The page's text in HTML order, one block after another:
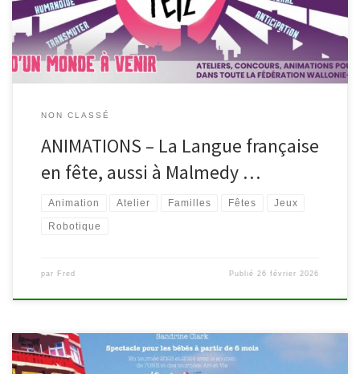
rencontres rythmeront la semaine partout en […]
NON CLASSÉ
ANIMATIONS – La Langue française
en fête, aussi à Malmedy …
Animation Atelier Familles Fêtes Jeux
Robotique
par Fred Publié26 février 2026